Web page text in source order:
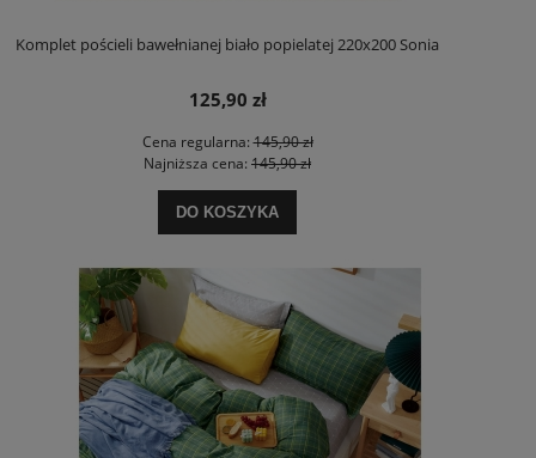
Komplet pościeli bawełnianej biało popielatej 220x200 Sonia
125,90 zł
Cena regularna:145,90 zł
Najniższa cena: 145,90 zł
DO KOSZYKA